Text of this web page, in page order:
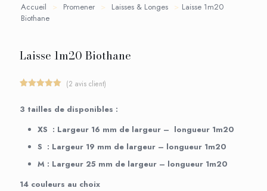
Accueil > Promener > Laisses & Longes > Laisse 1m20
Biothane
Laisse 1m20 Biothane
basé sur
client
(2 avis client)
3 tailles de disponibles :
XS : Largeur 16 mm de largeur – longueur 1m20
S : Largeur 19 mm de largeur – longueur 1m20
M : Largeur 25 mm de largeur – longueur 1m20
14 couleurs au choix